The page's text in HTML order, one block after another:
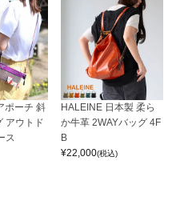
ポーチ 斜
アウトド
ス
HALEINE 日本製 柔ら
か牛革 2WAYバッグ 4F
B
¥22,000(税込)